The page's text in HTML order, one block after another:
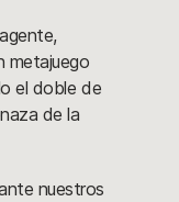
metajuego
el doble de
de la
nuestros